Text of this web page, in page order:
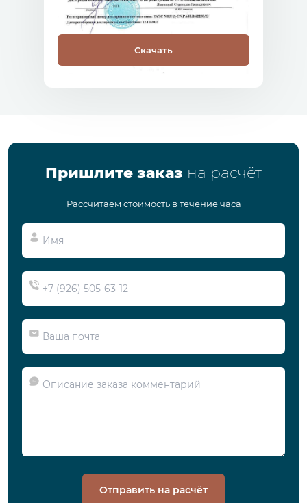
Скачать
Пришлите заказ на расчёт
Рассчитаем стоимость в течение часа
Отправить на расчёт